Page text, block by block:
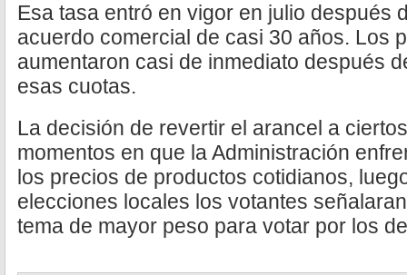
Esa tasa entró en vigor en julio después
acuerdo comercial de casi 30 años. Los
aumentaron casi de inmediato después
esas cuotas.
La decisión de revertir el arancel a
momentos en que la Administración
los precios de productos cotidianos,
elecciones locales los votantes
tema de mayor peso para votar por los